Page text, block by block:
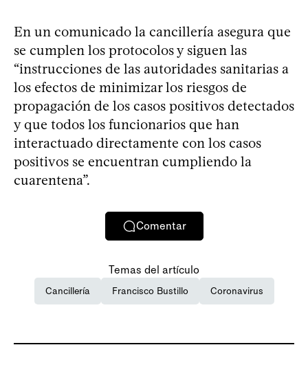
En un comunicado la cancillería asegura que
se cumplen los protocolos y siguen las
“instrucciones de las autoridades sanitarias a
los efectos de minimizar los riesgos de
propagación de los casos positivos detectados
y que todos los funcionarios que han
interactuado directamente con los casos
positivos se encuentran cumpliendo la
cuarentena”.
Comentar
Temas del artículo
Cancillería Francisco Bustillo Coronavirus